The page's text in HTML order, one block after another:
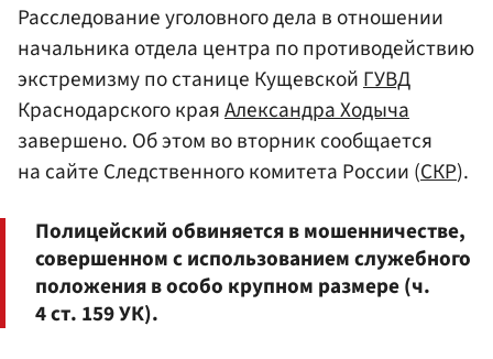
Расследование уголовного дела в отношении
начальника отдела центра по противодействию
экстремизму по станице Кущевской ГУВД
Краснодарского краяАлександра Ходыча
завершено. Об этом во вторник сообщается
на сайте Следственного комитета России (СКР).
Полицейский обвиняется в мошенничестве,
совершенном с использованием служебного
положения в особо крупном размере (ч.
4 ст. 159 УК).